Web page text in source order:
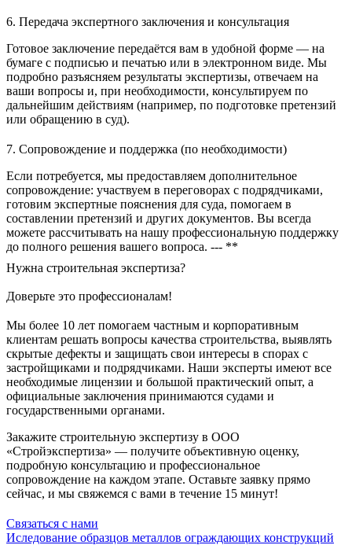
6. Передача экспертного заключения и консультация
Готовое заключение передаётся вам в удобной форме — на
бумаге с подписью и печатью или в электронном виде. Мы
подробно разъясняем результаты экспертизы, отвечаем на
ваши вопросы и, при необходимости, консультируем по
дальнейшим действиям (например, по подготовке претензий
или обращению в суд).
7. Сопровождение и поддержка (по необходимости)
Если потребуется, мы предоставляем дополнительное
сопровождение: участвуем в переговорах с подрядчиками,
готовим экспертные пояснения для суда, помогаем в
составлении претензий и других документов. Вы всегда
можете рассчитывать на нашу профессиональную поддержку
до полного решения вашего вопроса. --- **
Нужна строительная экспертиза?
Доверьте это профессионалам!
Мы более 10 лет помогаем частным и корпоративным
клиентам решать вопросы качества строительства, выявлять
скрытые дефекты и защищать свои интересы в спорах с
застройщиками и подрядчиками. Наши эксперты имеют все
необходимые лицензии и большой практический опыт, а
официальные заключения принимаются судами и
государственными органами.
Закажите строительную экспертизу в ООО
«Стройэкспертиза» — получите объективную оценку,
подробную консультацию и профессиональное
сопровождение на каждом этапе. Оставьте заявку прямо
сейчас, и мы свяжемся с вами в течение 15 минут!
Связаться с нами
Иследование образцов металлов ограждающих конструкций